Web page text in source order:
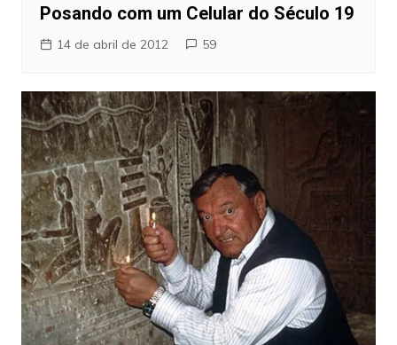
Posando com um Celular do Século 19
14 de abril de 2012 59